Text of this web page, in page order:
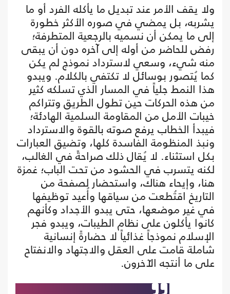
ولا يقف الأمر عند تبديل ما يأكله الفرد أو ما
يشربه، بل يمضي في صوره الأكثر خطورة
إلى ما يمكن أن نسميه بالرجعية المتطرفة؛
رفض للحاضر من أوله إلى آخره دون أن يبقى
منه شيء، وسعي لاسترداد نموذج لم يكن
كما يُتصور بوسائل لا تكتفي بالكلام. ويبدو
هذا النمط جلياً في المسار الذي تسلكه كثير
من هذه الحركات حين تطول الطريق وتتراكم
خيبات الأمل من المقاومة السلمية الهادئة؛
فيبدأ الخطاب يرفع صوته بالقوة والاسترداد
ونبذ المنظومة الفاسدة كلها، وتضيق العبارات
بكل استثناء. لا يُقال ذلك صراحةً في الغالب،
لكنه يتسرب في الحشود من تحت الباب؛ غمزة
هنا، وإيحاء هناك، واستحضار لصفحة من
التاريخ اقتُطعت من سياقها وأُعيد توظيفها
في غير موضعها، حتى يبدو الأجداد وكأنهم
كانوا يأكلون على نظام الطيبات، ويبدو فجر
الإسلام نموذجاً غذائياً لا حضارةً إنسانية
شاملة قامت على العقل والاجتهاد والانفتاح
على ما أنتجه الآخرون.